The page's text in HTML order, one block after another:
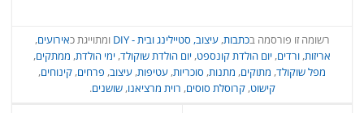
רשומה זו פורסמה בכתבות,עיצוב, סטיילינג ובית - DIY ומתוייגת כאירועים,
אריזות, ורדים, יום הולדת קונספט, יום הולדת שוקולד, ימי הולדת, ממתקים,
מפל שוקולד, מתוקים, מתנות, סוכריות, עטיפות, עיצוב, פרחים, קינוחים,
קישוט,קרוסלת סוסים, רוית מרציאנו,שושנים.